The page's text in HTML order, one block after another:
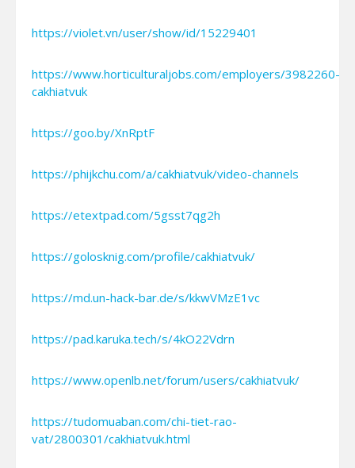
https://violet.vn/user/show/id/15229401
https://www.horticulturaljobs.com/employers/3982260-
cakhiatvuk
https://goo.by/XnRptF
https://phijkchu.com/a/cakhiatvuk/video-channels
https://etextpad.com/5gsst7qg2h
https://golosknig.com/profile/cakhiatvuk/
https://md.un-hack-bar.de/s/kkwVMzE1vc
https://pad.karuka.tech/s/4kO22Vdrn
https://www.openlb.net/forum/users/cakhiatvuk/
https://tudomuaban.com/chi-tiet-rao-
vat/2800301/cakhiatvuk.html